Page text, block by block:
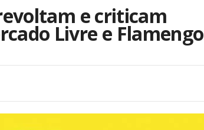
e criticam
Livre e Flamengo